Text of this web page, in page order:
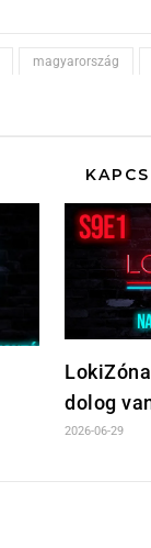
magyarország
dolog
2026-06-29